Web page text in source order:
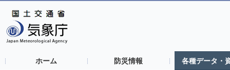
ホーム 防災情報 各種データ・